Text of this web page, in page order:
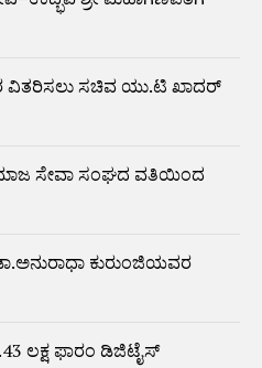
ವಿತರಿಸಲು ಸಚಿವ ಯು.ಟಿ ಖಾದರ್
ಸೇವಾ ಸಂಘದ ವತಿಯಿಂದ
ಕುರುಂಜಿಯವರ
ಲಕ್ಷ ಫಾರಂ ಡಿಜಿಟೈಸ್